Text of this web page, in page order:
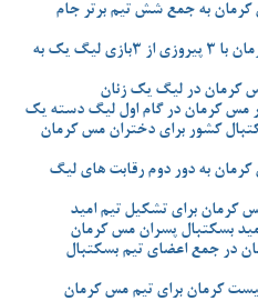
کرمان به جمع شش تیم برتر جام
بسکتبالیست‌های دختر مس کرمان با 3 پیروزی از 3بازی لیگ یک به
کرمان در لیگ یک زنان
مس کرمان در گام اول لیگ دسته یک
کشور برای دختران مس کرمان
به دور دوم رقابت های لیگ
کرمان برای تشکیل تیم امید
بسکتبال پسران مس کرمان
در جمع اعضای تیم بسکتبال
کرمان برای تیم مس کرمان